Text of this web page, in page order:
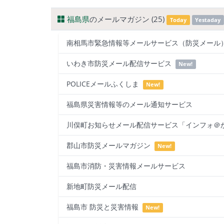
福島県のメールマガジン (25) Today Yestaday
南相馬市緊急情報等メールサービス（防災メール
いわき市防災メール配信サービス New!
POLICEメールふくしま New!
福島県災害情報等のメール通知サービス
川俣町お知らせメール配信サービス「インフォ＠
郡山市防災メールマガジン New!
福島市消防・災害情報メールサービス
新地町防災メール配信
福島市 防災と災害情報 New!